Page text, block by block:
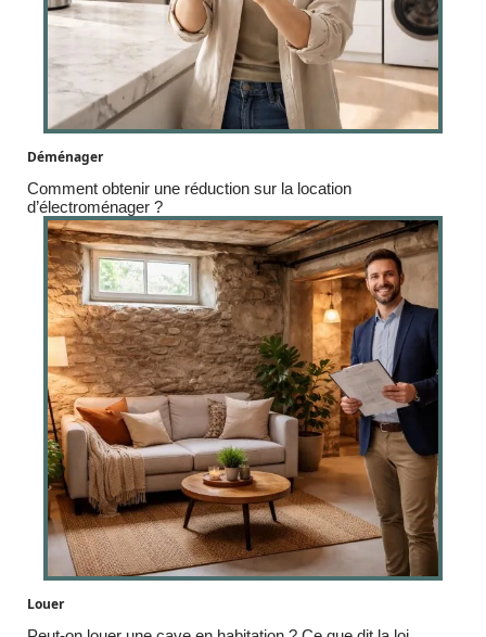
Déménager
Comment obtenir une réduction sur la location
d’électroménager ?
Louer